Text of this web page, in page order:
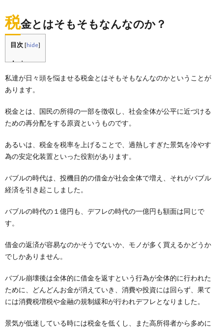
税金とはそもそもなんなのか？
目次 [hide]
私達が日々頭を悩ませる税金とはそもそもなんなのかということが
あります。
税金とは、国民の所得の一部を徴収し、社会全体が公平に近づける
ための再分配をする原資というものです。
あるいは、税金を税率を上げることで、過熱しすぎた景気を冷やす
為の安定化装置といった役割があります。
バブルの時代は、投機目的の借金が社会全体で増え、それがバブル
経済を引き起こしました。
バブルの時代の１億円も、デフレの時代の一億円も額面は同じで
す。
借金の返済が容易なのかそうでないか、モノが多く買えるかどうか
でしかありません。
バブル崩壊後は全体的に借金を返すという行為が全体的に行われた
ために、どんどんお金が消えていき、消費や投資には回らず、果て
には消費税増税や金融の規制緩和が行われデフレとなりました。
景気が低迷している時には税金を低くし、また高所得者から多めに